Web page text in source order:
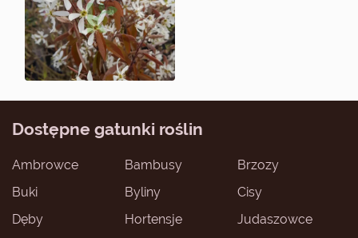
Dostępne gatunki roślin
Ambrowce Bambusy
Brzozy
Buki
Byliny
Cisy
Dęby
Hortensje
Judaszowce